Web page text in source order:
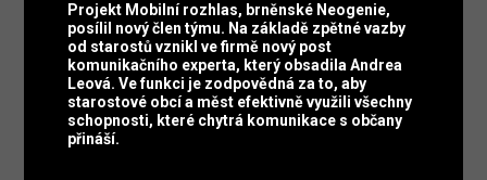
Projekt Mobilní rozhlas, brněnské Neogenie,
posílil nový člen týmu. Na základě zpětné vazby
od starostů vznikl ve firmě nový post
komunikačního experta, který obsadila Andrea
Leová. Ve funkci je zodpovědná za to, aby
starostové obcí a měst efektivně využili všechny
schopnosti, které chytrá komunikace s občany
přináší.